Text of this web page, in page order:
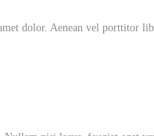
dolor. Aenean vel porttitor